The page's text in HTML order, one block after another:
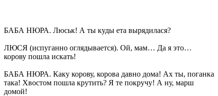
БАБА НЮРА. Люськ! А ты куды ета вырядилася?
ЛЮСЯ (испуганно оглядывается). Ой, мам… Да я это…
корову пошла искать!
БАБА НЮРА. Каку корову, корова давно дома! Ах ты, поганка
така! Хвостом пошла крутить? Я те покручу! А ну, марш
домой!